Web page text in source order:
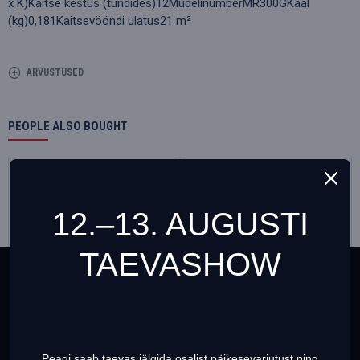
x K)Kaitse kestus (tundides)12MudelinumberMR300GKaal
(kg)0,181Kaitsevööndi ulatus21 m²
ARVUSTUSED
PEOPLE ALSO BOUGHT
Soodustus
12.–13. AUGUSTI
TAEVASHOW